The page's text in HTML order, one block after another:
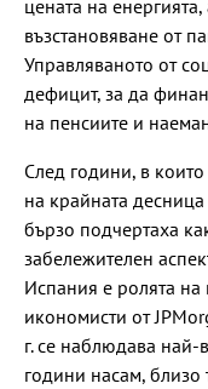
цената на
възстановяване от
Управляваното от
дефицит, за да
на пенсиите и
След години, в
на крайната
бързо подчертаха
забележителен
Испания е ролята на
икономисти от
г. се наблюдава най-
години насам, близо